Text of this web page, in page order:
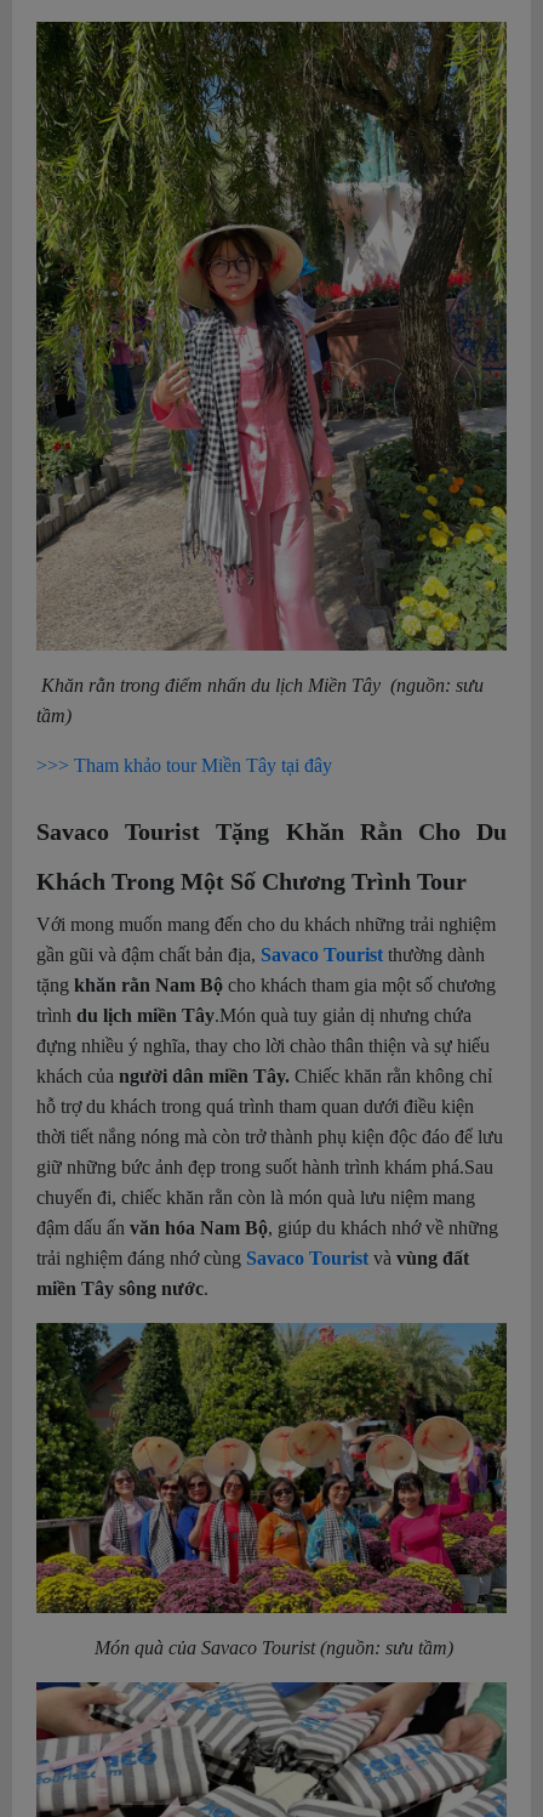
Khăn rằn trong điểm nhấn du lịch Miền Tây (nguồn: sưu
tầm)
>>> Tham khảo tour Miền Tây tại đây
Savaco Tourist Tặng Khăn Rằn Cho Du
Khách Trong Một Số Chương Trình Tour
Với mong muốn mang đến cho du khách những trải nghiệm
gần gũi và đậm chất bản địa, Savaco Tourist thường dành
tặng khăn rằn Nam Bộ cho khách tham gia một số chương
trình du lịch miền Tây.Món quà tuy giản dị nhưng chứa
đựng nhiều ý nghĩa, thay cho lời chào thân thiện và sự hiếu
khách của người dân miền Tây. Chiếc khăn rằn không chỉ
hỗ trợ du khách trong quá trình tham quan dưới điều kiện
thời tiết nắng nóng mà còn trở thành phụ kiện độc đáo để lưu
giữ những bức ảnh đẹp trong suốt hành trình khám phá.Sau
chuyến đi, chiếc khăn rằn còn là món quà lưu niệm mang
đậm dấu ấn văn hóa Nam Bộ, giúp du khách nhớ về những
trải nghiệm đáng nhớ cùng Savaco Tourist và vùng đất
miền Tây sông nước.
Món quà của Savaco Tourist (nguồn: sưu tầm)